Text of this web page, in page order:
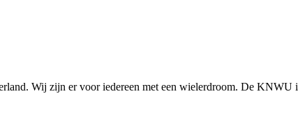
Wij zijn er voor iedereen met een wielerdroom. De